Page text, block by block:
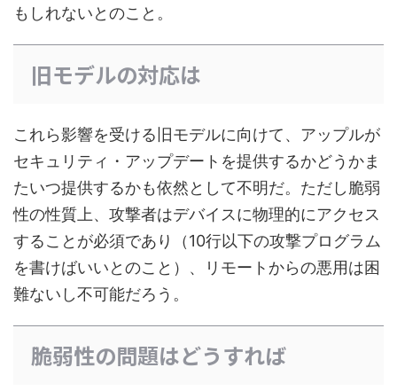
もしれないとのこと。
旧モデルの対応は
これら影響を受ける旧モデルに向けて、アップルが
セキュリティ・アップデートを提供するかどうかま
たいつ提供するかも依然として不明だ。ただし脆弱
性の性質上、攻撃者はデバイスに物理的にアクセス
することが必須であり（10行以下の攻撃プログラム
を書けばいいとのこと）、リモートからの悪用は困
難ないし不可能だろう。
脆弱性の問題はどうすれば